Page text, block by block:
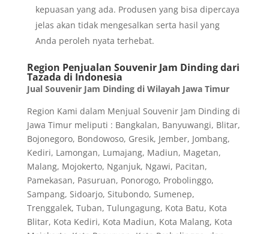
kepuasan yang ada. Produsen yang bisa dipercaya
jelas akan tidak mengesalkan serta hasil yang
Anda peroleh nyata terhebat.
Region Penjualan Souvenir Jam Dinding dari
Tazada di Indonesia
Jual Souvenir Jam Dinding di Wilayah Jawa Timur
Region Kami dalam Menjual Souvenir Jam Dinding di
Jawa Timur meliputi : Bangkalan, Banyuwangi, Blitar,
Bojonegoro, Bondowoso, Gresik, Jember, Jombang,
Kediri, Lamongan, Lumajang, Madiun, Magetan,
Malang, Mojokerto, Nganjuk, Ngawi, Pacitan,
Pamekasan, Pasuruan, Ponorogo, Probolinggo,
Sampang, Sidoarjo, Situbondo, Sumenep,
Trenggalek, Tuban, Tulungagung, Kota Batu, Kota
Blitar, Kota Kediri, Kota Madiun, Kota Malang, Kota